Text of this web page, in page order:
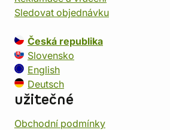
Sledovat objednávku
Česká republika
Slovensko
English
Deutsch
užitečné
Obchodní podmínky